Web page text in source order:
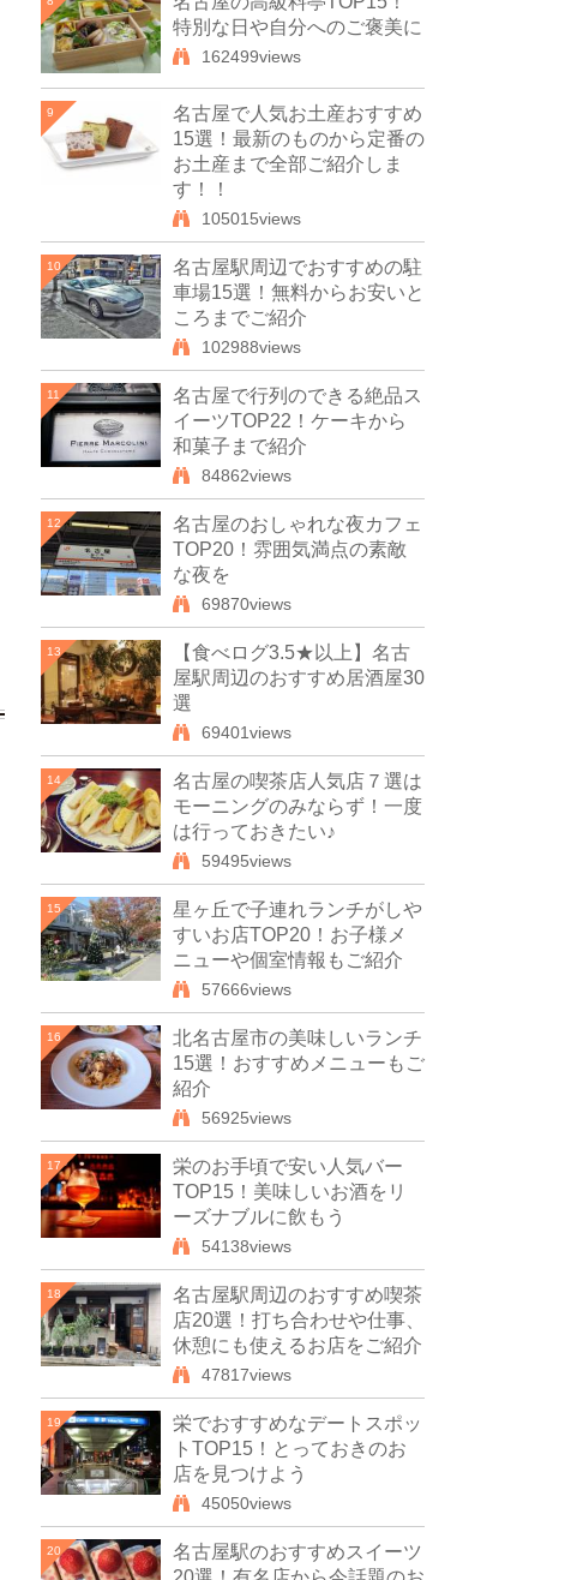
特別な日や自分へのご褒美に
162499views
9
名古屋で人気お土産おすすめ
15選！最新のものから定番の
お土産まで全部ご紹介しま
す！！
105015views
10
名古屋駅周辺でおすすめの駐
車場15選！無料からお安いと
ころまでご紹介
102988views
11
名古屋で行列のできる絶品ス
イーツTOP22！ケーキから
和菓子まで紹介
84862views
12
名古屋のおしゃれな夜カフェ
TOP20！雰囲気満点の素敵
な夜を
69870views
13
【食べログ3.5★以上】名古
屋駅周辺のおすすめ居酒屋30
選
69401views
14
名古屋の喫茶店人気店７選は
モーニングのみならず！一度
は行っておきたい♪
59495views
15
星ヶ丘で子連れランチがしや
すいお店TOP20！お子様メ
ニューや個室情報もご紹介
57666views
16
北名古屋市の美味しいランチ
15選！おすすめメニューもご
紹介
56925views
17
栄のお手頃で安い人気バー
TOP15！美味しいお酒をリ
ーズナブルに飲もう
54138views
18
名古屋駅周辺のおすすめ喫茶
店20選！打ち合わせや仕事、
休憩にも使えるお店をご紹介
47817views
19
栄でおすすめなデートスポッ
トTOP15！とっておきのお
店を見つけよう
45050views
20
名古屋駅のおすすめスイーツ